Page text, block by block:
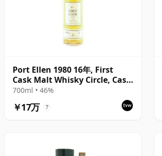
Port Ellen 1980 16年, First
Cask Malt Whisky Circle, Cask
89/589/44
700ml • 46%
￥17万 ?